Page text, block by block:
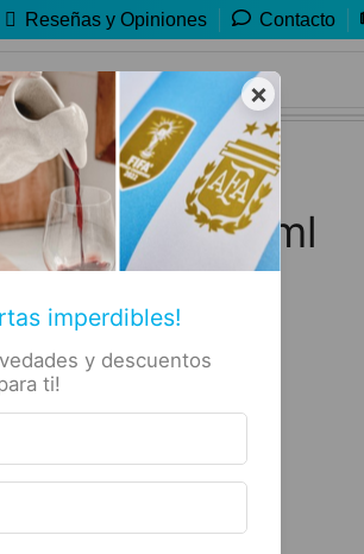
×
imperdibles!
y descuentos
ti!
Reseñas y Opiniones Contacto
las categorías
300ml
PRODUCTO